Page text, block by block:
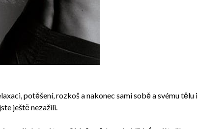
potěšení, rozkoš a nakonec sami sobě a svému tělu i
ještě nezažili.